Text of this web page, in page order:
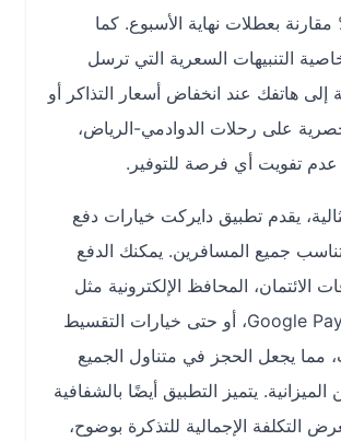
مقارنة بعطلات نهاية الأسبوع. كما
السعرية التي ترسل
عند انخفاض أسعار التذاكر أو
رحلات الدوادمي-الرياض،
أي فرصة للتوفير.
يقدم تطبيق دايركت خيارات دفع
جميع المسافرين. يمكنك الدفع
المحافظ الإلكترونية مثل
Apple Pay وGoogle Pay، أو حتى خيارات التقسيط
يجعل الحجز في متناول الجميع
يتميز التطبيق أيضًا بالشفافية
الإجمالية للتذكرة بوضوح،